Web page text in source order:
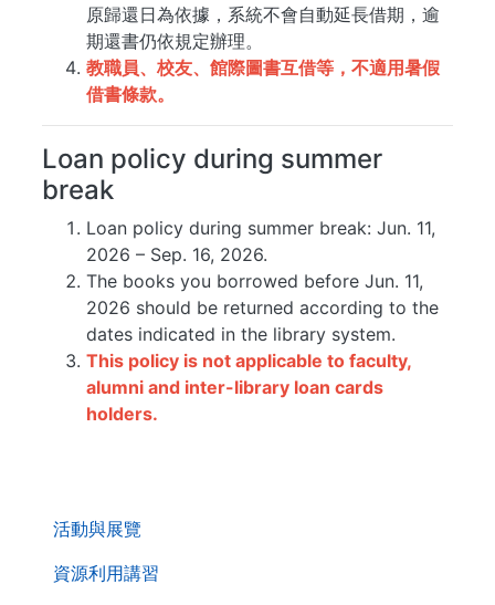
活動與展覽
資源利用講習
原歸還日為依據，系統不會自動延長借期，逾
期還書仍依規定辦理。
教職員、校友、館際圖書互借等，不適用暑假
借書條款。
Loan policy during summer
break
Loan policy during summer break: Jun. 11,
2026 – Sep. 16, 2026.
The books you borrowed before Jun. 11,
2026 should be returned according to the
dates indicated in the library system.
This policy is not applicable to faculty,
alumni and inter-library loan cards
holders.